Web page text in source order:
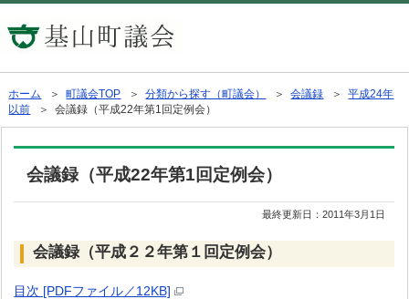
ホーム ＞町議会TOP ＞分類から探す（町議会） ＞会議録 ＞平成24年
以前 ＞ 会議録（平成22年第1回定例会）
会議録（平成22年第1回定例会）
最終更新日：2011年3月1日
会議録（平成２２年第１回定例会）
目次 [PDFファイル／12KB]